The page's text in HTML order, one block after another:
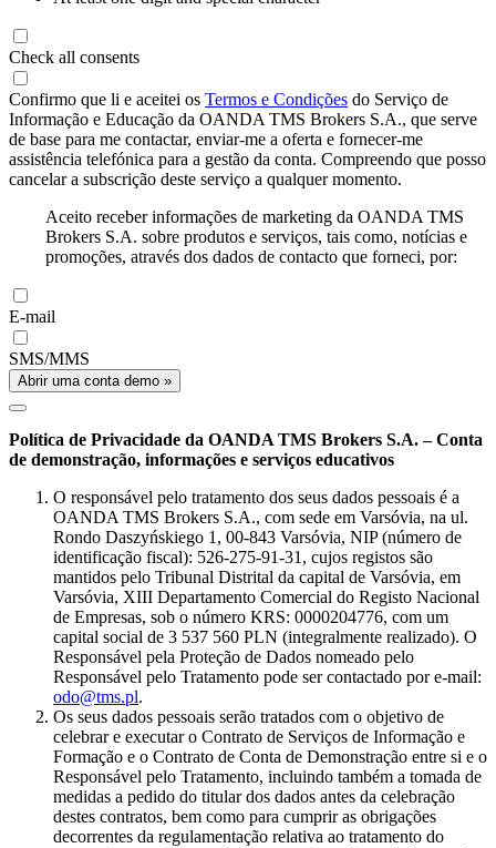
Check all consents
Confirmo que li e aceitei os Termos e Condições do Serviço de
Informação e Educação da OANDA TMS Brokers S.A., que serve
de base para me contactar, enviar-me a oferta e fornecer-me
assistência telefónica para a gestão da conta. Compreendo que posso
cancelar a subscrição deste serviço a qualquer momento.
Aceito receber informações de marketing da OANDA TMS
Brokers S.A. sobre produtos e serviços, tais como, notícias e
promoções, através dos dados de contacto que forneci, por:
E-mail
SMS/MMS
Abrir uma conta demo »
Política de Privacidade da OANDA TMS Brokers S.A. – Conta
de demonstração, informações e serviços educativos
O responsável pelo tratamento dos seus dados pessoais é a
OANDA TMS Brokers S.A., com sede em Varsóvia, na ul.
Rondo Daszyńskiego 1, 00-843 Varsóvia, NIP (número de
identificação fiscal): 526-275-91-31, cujos registos são
mantidos pelo Tribunal Distrital da capital de Varsóvia, em
Varsóvia, XIII Departamento Comercial do Registo Nacional
de Empresas, sob o número KRS: 0000204776, com um
capital social de 3 537 560 PLN (integralmente realizado). O
Responsável pela Proteção de Dados nomeado pelo
Responsável pelo Tratamento pode ser contactado por e-mail:
odo@tms.pl.
Os seus dados pessoais serão tratados com o objetivo de
celebrar e executar o Contrato de Serviços de Informação e
Formação e o Contrato de Conta de Demonstração entre si e o
Responsável pelo Tratamento, incluindo também a tomada de
medidas a pedido do titular dos dados antes da celebração
destes contratos, bem como para cumprir as obrigações
decorrentes da regulamentação relativa ao tratamento do